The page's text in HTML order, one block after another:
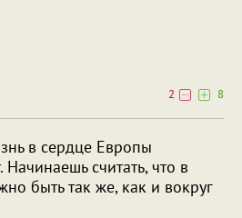
2
8
в сердце Европы
Начинаешь считать, что в
быть так же, как и вокруг